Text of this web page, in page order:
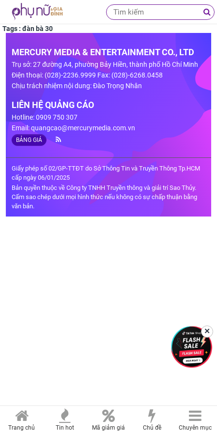
Tags : đàn bà 30
MERCURY MEDIA & ENTERTAINMENT CO., LTD
Trụ sở: 27 đường A4, phường Bảy Hiền, thành phố Hồ Chí Minh
Điện thoại: (028)-2236.9999 Fax: (028)-6268.0458
Chịu trách nhiệm nội dung: Đào Trọng Nhân
LIÊN HỆ QUẢNG CÁO
Hotline: 0909 750 307
Email:quangcao@mercurymedia.com.vn
BẢNG GIÁ
Giấy phép số 02/GP-TTĐT do Sở Thông Tin và Truyền Thông Tp.HCM
cấp ngày 06/01/2025
Bản quyền thuộc về Công ty TNHH Truyền thông và giải trí Sao Thủy.
Cấm sao chép dưới mọi hình thức nếu không có sự chấp thuận bằng
văn bản.
Trang chủ Tin hot Mã giảm giá Chủ đề Chuyên mục
✕